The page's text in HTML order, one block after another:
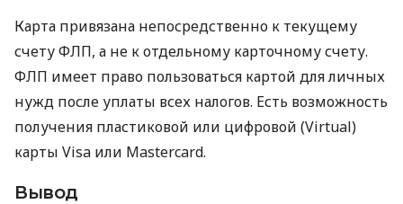
Карта привязана непосредственно к текущему
счету ФЛП, а не к отдельному карточному счету.
ФЛП имеет право пользоваться картой для личных
нужд после уплаты всех налогов. Есть возможность
получения пластиковой или цифровой (Virtual)
карты Visa или Mastercard.
Вывод